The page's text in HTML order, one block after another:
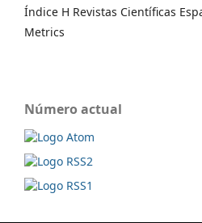
Índice H Revistas Científicas
Metrics
Número actual